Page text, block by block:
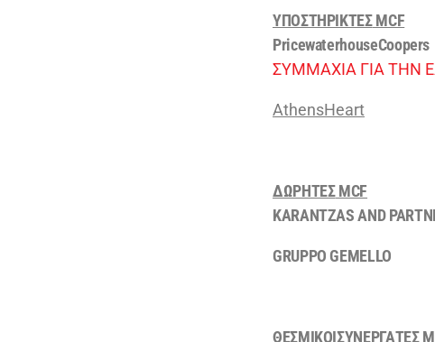
ΥΠΟΣΤΗΡΙΚΤΕΣMCF
PricewaterhouseCoopers
ΣΥΜΜΑΧΙΑ ΓΙΑ ΤΗΝ
AthensHeart
ΔΩΡΗΤΕΣMCF
KARANTZAS AND
GRUPPO GEMELLO
ΘΕΣΜΙΚΟΙΣΥΝΕΡΓΑΤΕΣ